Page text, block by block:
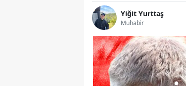
Yiğit Yurttaş
Muhabir